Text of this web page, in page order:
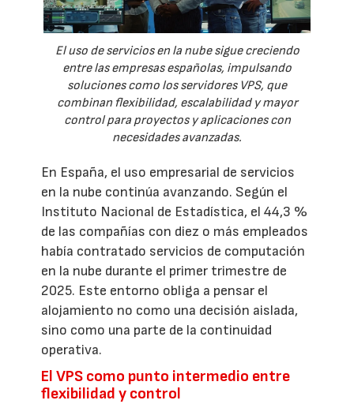
El uso de servicios en la nube sigue creciendo
entre las empresas españolas, impulsando
soluciones como los servidores VPS, que
combinan flexibilidad, escalabilidad y mayor
control para proyectos y aplicaciones con
necesidades avanzadas.
En España, el uso empresarial de servicios
en la nube continúa avanzando. Según el
Instituto Nacional de Estadística, el 44,3 %
de las compañías con diez o más empleados
había contratado servicios de computación
en la nube durante el primer trimestre de
2025. Este entorno obliga a pensar el
alojamiento no como una decisión aislada,
sino como una parte de la continuidad
operativa.
El VPS como punto intermedio entre
flexibilidad y control